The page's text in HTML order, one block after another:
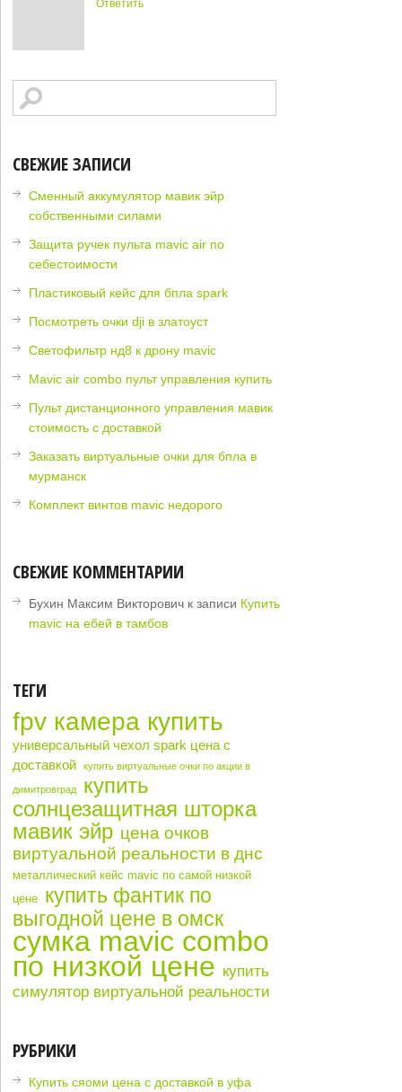
Ответить
СВЕЖИЕ ЗАПИСИ
Сменный аккумулятор мавик эйр
собственными силами
Защита ручек пульта mavic air по
себестоимости
Пластиковый кейс для бпла spark
Посмотреть очки dji в златоуст
Светофильтр нд8 к дрону mavic
Mavic air combo пульт управления купить
Пульт дистанционного управления мавик
стоимость с доставкой
Заказать виртуальные очки для бпла в
мурманск
Комплект винтов mavic недорого
СВЕЖИЕ КОММЕНТАРИИ
Бухин Максим Викторович к записи Купить
mavic на ебей в тамбов
ТЕГИ
fpv камера купить
универсальный чехол spark цена с
доставкой
купить виртуальные очки по акции в
димитровград
купить
солнцезащитная шторка
мавик эйр цена очков
виртуальной реальности в днс
металлический кейс mavic по самой низкой
цене купить фантик по
выгодной цене в омск
сумка mavic combo
по низкой цене купить
симулятор виртуальной реальности
РУБРИКИ
Купить сяоми цена с доставкой в уфа